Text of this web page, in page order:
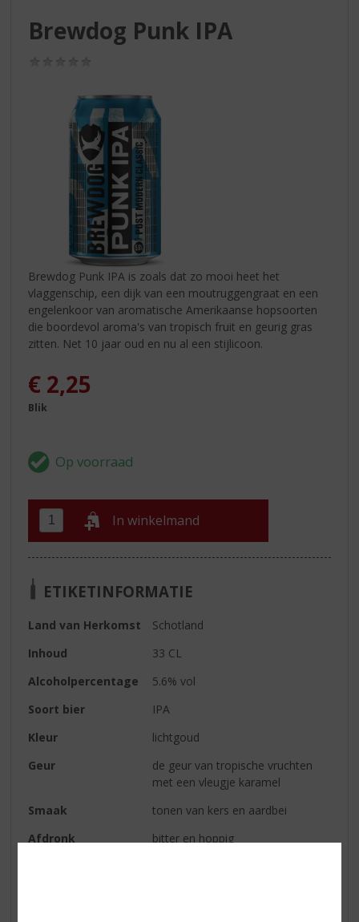
Brewdog Punk IPA
Brewdog Punk IPA is zoals dat zo mooi heet het
vlaggenschip, een dijk van een moutruggengraat en een
engelenkoor van aromatische Amerikaanse hopsoorten
die boordevol aroma's van tropisch fruit en geurig gras
zitten. Net 10 jaar oud en nu al een stijlicoon.
€ 2,25
Blik
In winkelmand
ETIKETINFORMATIE
Land van Herkomst
Schotland
Inhoud
33 CL
Alcoholpercentage
5.6% vol
Soort bier
IPA
Kleur
lichtgoud
Geur
de geur van tropische vruchten
met een vleugje karamel
Smaak
tonen van kers en aardbei
Afdronk
bitter en hoppig